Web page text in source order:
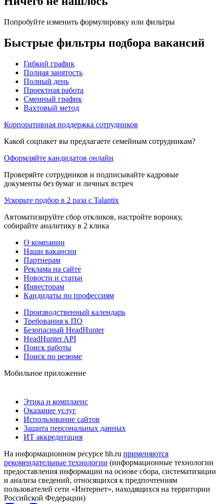
Попробуйте изменить формулировку или фильтры
Быстрые фильтры подбора вакансий
Гибкий график
Полная занятость
Полный день
Проектная работа
Сменный график
Вахтовый метод
Корпоративная поддержка сотрудников
Какой соцпакет вы предлагаете семейным сотрудникам?
Оформляйте кандидатов онлайн
Проверяйте сотрудников и подписывайте кадровые
документы без бумаг и личных встреч
Ускорьте подбор в 2 раза с Talantix
Автоматизируйте сбор откликов, настройте воронку,
собирайте аналитику в 2 клика
О компании
Наши вакансии
Партнерам
Реклама на сайте
Новости и статьи
Инвесторам
Кандидаты по профессиям
Производственный календарь
Требования к ПО
Безопасный HeadHunter
HeadHunter API
Поиск работы
Поиск по резюме
Мобильное приложение
Этика и комплаенс
Оказание услуг
Использование сайтов
Защита персональных данных
ИТ аккредитация
На информационном ресурсе hh.ru применяются
рекомендательные технологии (информационные технологии
предоставления информации на основе сбора, систематизации
и анализа сведений, относящихся к предпочтениям
пользователей сети «Интернет», находящихся на территории
Российской Федерации)